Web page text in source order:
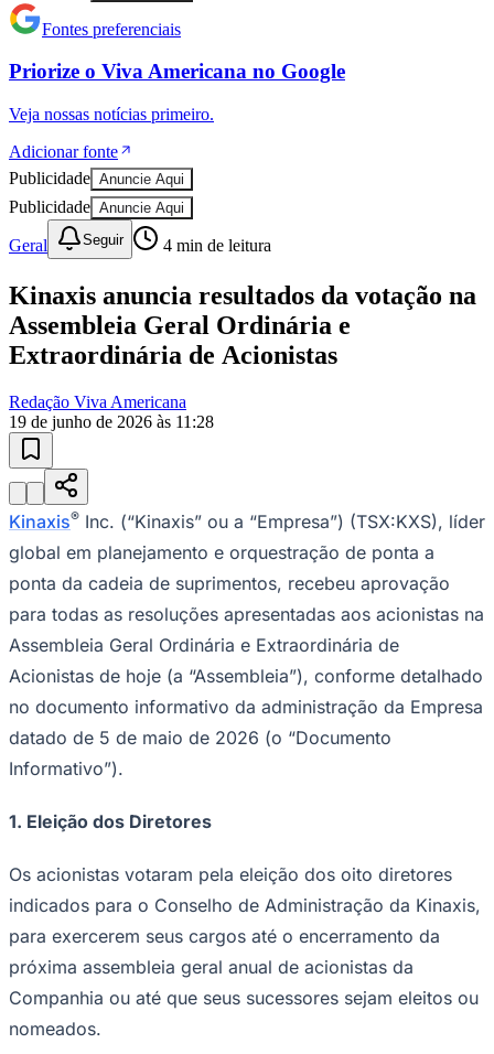
Bragantino
Vitória
Fontes preferenciais
Priorize o Viva Americana no Google
Veja nossas notícias primeiro.
Adicionar fonte
Publicidade Anuncie Aqui
Publicidade Anuncie Aqui
Geral Seguir 4 min de leitura
Kinaxis anuncia resultados da votação na
Assembleia Geral Ordinária e
Extraordinária de Acionistas
Redação Viva Americana
19 de junho de 2026 às 11:28
Kinaxis® Inc. (“Kinaxis” ou a “Empresa”) (TSX:KXS), líder
global em planejamento e orquestração de ponta a
ponta da cadeia de suprimentos, recebeu aprovação
para todas as resoluções apresentadas aos acionistas na
Assembleia Geral Ordinária e Extraordinária de
Acionistas de hoje (a “Assembleia”), conforme detalhado
no documento informativo da administração da Empresa
datado de 5 de maio de 2026 (o “Documento
Informativo”).
1. Eleição dos Diretores
Os acionistas votaram pela eleição dos oito diretores
indicados para o Conselho de Administração da Kinaxis,
para exercerem seus cargos até o encerramento da
próxima assembleia geral anual de acionistas da
Companhia ou até que seus sucessores sejam eleitos ou
nomeados.